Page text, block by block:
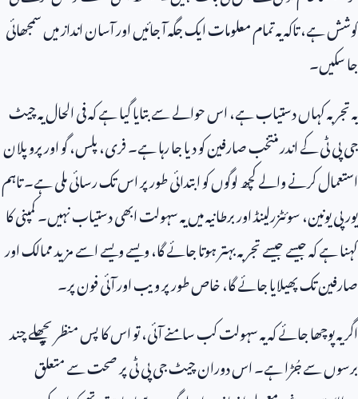
کوشش ہے، تاکہ یہ تمام معلومات ایک جگہ آ جائیں اور آسان انداز میں سمجھائی
جا سکیں۔
یہ تجربہ کہاں دستیاب ہے، اس حوالے سے بتایا گیا ہے کہ فی الحال یہ چیٹ
جی پی ٹی کے اندر منتخب صارفین کو دیا جا رہا ہے۔ فری، پلس، گو اور پرو پلان
استعمال کرنے والے کچھ لوگوں کو ابتدائی طور پر اس تک رسائی ملی ہے۔ تاہم
یورپی یونین، سوئٹزرلینڈ اور برطانیہ میں یہ سہولت ابھی دستیاب نہیں۔ کمپنی کا
کہنا ہے کہ جیسے جیسے تجربہ بہتر ہوتا جائے گا، ویسے ویسے اسے مزید ممالک اور
صارفین تک پھیلایا جائے گا، خاص طور پر ویب اور آئی فون پر۔
اگر یہ پوچھا جائے کہ یہ سہولت کب سامنے آئی، تو اس کا پس منظر پچھلے چند
برسوں سے جُڑا ہے۔ اس دوران چیٹ جی پی ٹی پر صحت سے متعلق